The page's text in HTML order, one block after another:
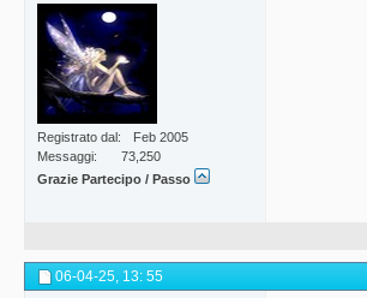
Registrato dal
Feb 2005
Messaggi
73,250
Grazie Partecipo / Passo
06-04-25, 13: 55